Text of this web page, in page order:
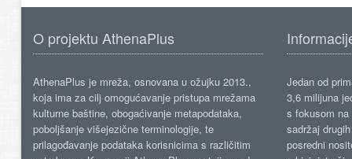
O projektu AthenaPlus
AthenaPlus je mreža, osnovana u ožujku 2013.,
koja ima za cilj omogućavanje pristupa mrežama
kulturne baštine, obogaćivanje metapodataka,
poboljšanje višejezične terminologije, te
prilagođavanje podataka korisnicima s različitim
Jedan od
3,6 milijuna
s fokusom
sadržaj
posredni